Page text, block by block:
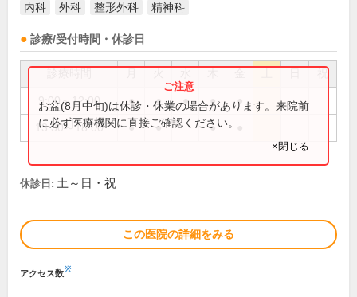
内科 外科 整形外科 精神科
診療/受付時間・休診日
祝
9:00～12:00 ● ● ● ● ●
13:30～18:00 ● ● ●
お盆(8月中旬)は休診・休業の場合があります。来院前
に必ず医療機関に直接ご確認ください。
×閉じる
休診日: 土～日・祝
この医院の詳細をみる
アクセス数※